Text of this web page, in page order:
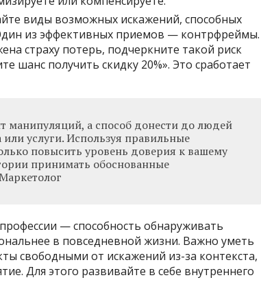
виды возможных искажений, способных
из эффективных приемов — контрфреймы.
страху потерь, подчеркните такой риск
шанс получить скидку 20%». Это сработает
манипуляций, а способ донести до людей
услуги. Используя правильные
повысить уровень доверия к вашему
принимать обоснованные
— способность обнаруживать
в повседневной жизни. Важно уметь
свободными от искажений из-за контекста,
Для этого развивайте в себе внутреннего